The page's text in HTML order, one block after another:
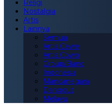
Religi
Nostalgia
Artis
Lainnya
Semua
Artis Cewe
Artis Cowo
Group/Band
Indonesia
Mancanegara
Dangdut
Melayu